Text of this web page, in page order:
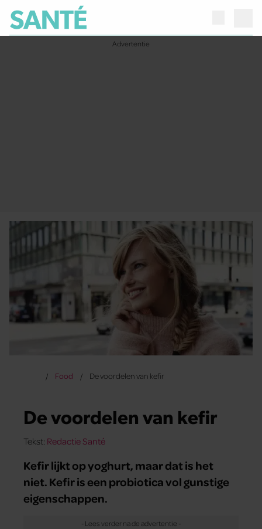
Food De voordelen van kefir
De voordelen van kefir
Tekst: Redactie Santé
Kefir lijkt op yoghurt, maar dat is het
niet. Kefir is een probiotica vol gunstige
eigenschappen.